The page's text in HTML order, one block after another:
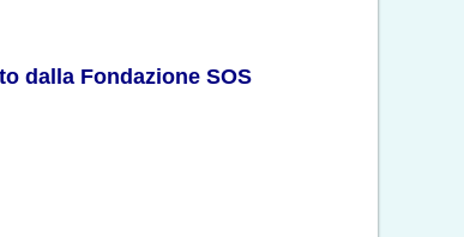
dalla Fondazione SOS